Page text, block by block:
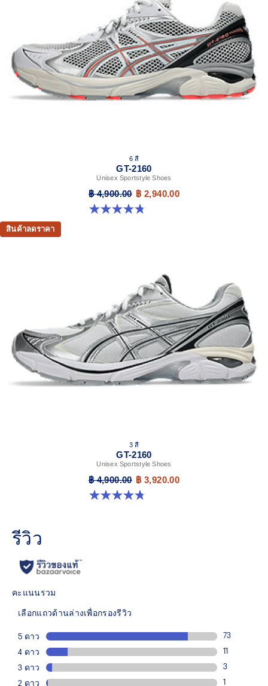
6 สี
GT-2160
Unisex Sportstyle Shoes
฿ 4,900.00 ฿ 2,940.00
4.8 จาก 5 ดาว 457 รีวิว
สินค้าลดราคา
3 สี
GT-2160
Unisex Sportstyle Shoes
฿ 4,900.00 ฿ 3,920.00
4.8 จาก 5 ดาว 501 รีวิว